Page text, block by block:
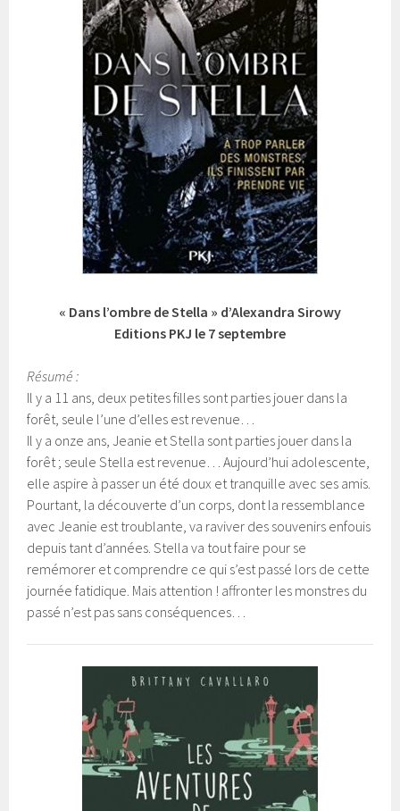
« Dans l’ombre de Stella » d’Alexandra Sirowy
Editions PKJ le 7 septembre
Résumé :
Il y a 11 ans, deux petites filles sont parties jouer dans la
forêt, seule l’une d’elles est revenue…
Il y a onze ans, Jeanie et Stella sont parties jouer dans la
forêt ; seule Stella est revenue… Aujourd’hui adolescente,
elle aspire à passer un été doux et tranquille avec ses amis.
Pourtant, la découverte d’un corps, dont la ressemblance
avec Jeanie est troublante, va raviver des souvenirs enfouis
depuis tant d’années. Stella va tout faire pour se
remémorer et comprendre ce qui s’est passé lors de cette
journée fatidique. Mais attention ! affronter les monstres du
passé n’est pas sans conséquences…